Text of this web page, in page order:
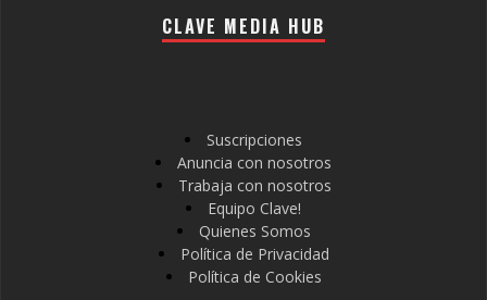
CLAVE MEDIA HUB
Suscripciones
Anuncia con nosotros
Trabaja con nosotros
Equipo Clave!
Quienes Somos
Política de Privacidad
Política de Cookies